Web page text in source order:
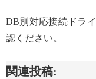
DB別対応接続ドラ
認ください。
関連投稿: